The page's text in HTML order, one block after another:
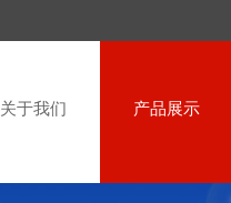
关于我们 产品展示